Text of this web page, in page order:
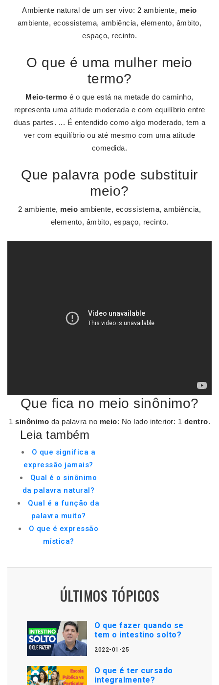
Ambiente natural de um ser vivo: 2 ambiente, meio
ambiente, ecossistema, ambiência, elemento, âmbito,
espaço, recinto.
O que é uma mulher meio
termo?
Meio-termo é o que está na metade do caminho,
representa uma atitude moderada e com equilíbrio entre
duas partes. ... É entendido como algo moderado, tem a
ver com equilíbrio ou até mesmo com uma atitude
comedida.
Que palavra pode substituir
meio?
2 ambiente, meio ambiente, ecossistema, ambiência,
elemento, âmbito, espaço, recinto.
Que fica no meio sinônimo?
1 sinônimo da palavra no meio: No lado interior: 1 dentro.
Leia também
O que significa a
expressão jamais?
Qual é o sinônimo
da palavra natural?
Qual é a função da
palavra muito?
O que é expressão
mística?
ÚLTIMOS TÓPICOS
O que fazer quando se
tem o intestino solto?
2022-01-25
O que é ter cursado
integralmente?